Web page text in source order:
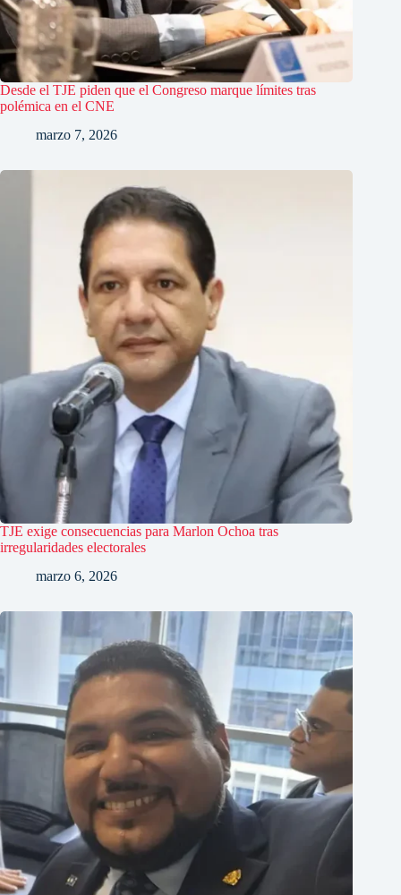
Desde el TJE piden que el Congreso marque límites tras
polémica en el CNE
marzo 7, 2026
TJE exige consecuencias para Marlon Ochoa tras
irregularidades electorales
marzo 6, 2026